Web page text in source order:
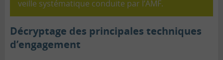
veille systématique conduite par l’AMF.
Décryptage des principales techniques
d’engagement